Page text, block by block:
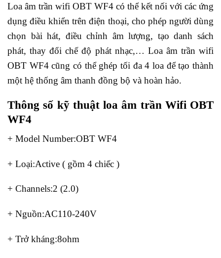
Loa âm trần wifi OBT WF4 có thể kết nối với các ứng
dụng điều khiển trên điện thoại, cho phép người dùng
chọn bài hát, điều chỉnh âm lượng, tạo danh sách
phát, thay đổi chế độ phát nhạc,… Loa âm trần wifi
OBT WF4 cũng có thể ghép tối đa 4 loa để tạo thành
một hệ thống âm thanh đồng bộ và hoàn hảo.
Thông số kỹ thuật loa âm trần Wifi OBT
WF4
+ Model Number:OBT WF4
+ Loại:Active ( gồm 4 chiếc )
+ Channels:2 (2.0)
+ Nguồn:AC110-240V
+ Trở kháng:8ohm